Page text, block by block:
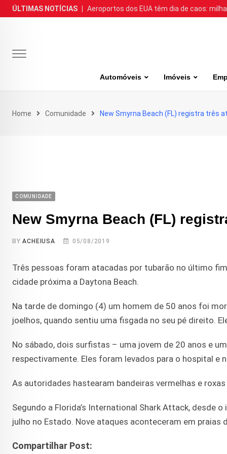
Skip
to
ÚLTIMAS NOTÍCIAS Aeroportos dos EUA têm dia de caos:
Automóveis Imóveis
Home Comunidade New Smyrna Beach (FL) registra três
COMUNIDADE
New Smyrna Beach (FL)
BYACHEIUSA 05/08/2019
Três pessoas foram atacadas por tubarão no último
cidade próxima a Daytona Beach.
Na tarde de domingo (4) um homem de 50 anos foi
joelhos, quando sentiu uma fisgada no seu pé direito.
No sábado, dois surfistas – uma jovem de 20 anos e
respectivamente. Eles foram levados para o hospital e
As autoridades hastearam bandeiras vermelhas e
Segundo a Florida’s International Shark Attack, desde
julho no Estado. Nove ataques aconteceram em praias
Compartilhar Post: